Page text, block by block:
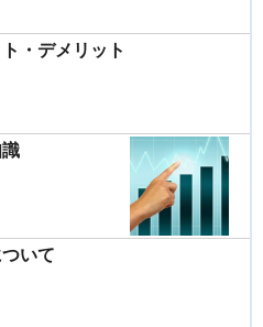
・デメリット
いて